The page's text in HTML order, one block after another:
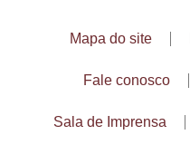
Mapa do site
Fale conosco
Sala de Imprensa